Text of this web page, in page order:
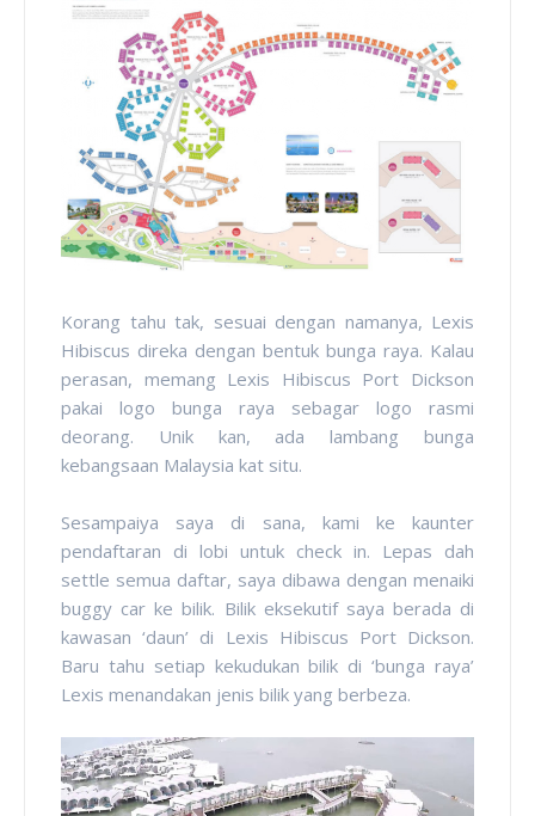
Korang tahu tak, sesuai dengan namanya, Lexis
Hibiscus direka dengan bentuk bunga raya. Kalau
perasan, memang Lexis Hibiscus Port Dickson
pakai logo bunga raya sebagar logo rasmi
deorang. Unik kan, ada lambang bunga
kebangsaan Malaysia kat situ.
Sesampaiya saya di sana, kami ke kaunter
pendaftaran di lobi untuk check in. Lepas dah
settle semua daftar, saya dibawa dengan menaiki
buggy car ke bilik. Bilik eksekutif saya berada di
kawasan ‘daun’ di Lexis Hibiscus Port Dickson.
Baru tahu setiap kekudukan bilik di ‘bunga raya’
Lexis menandakan jenis bilik yang berbeza.